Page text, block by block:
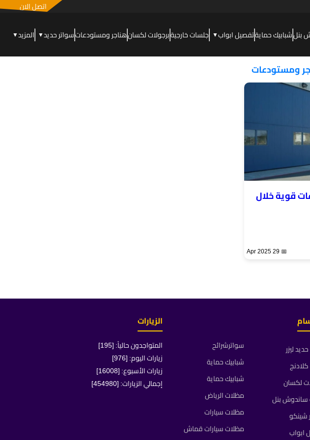
اتصل الان
بنلشبابيك حمايةتفصيل ابواب▼ جلسات خارجيةبرجولات لكسانهناجر ومستودعاتسواتر حديد▼ المزيد▼
ومستودعات
قوية خلال
📅 29 Apr 2025
ليزر
لكسان
ساندوش بنل
شينكو
ابواب
سواترشرائح
شبابيك حماية
شبابيك حماية
مظلات الرياض
مظلات سيارات
مظلات سيارات قماش
الزيارات
المتواجدون حالياً: [195]
زيارات اليوم: [976]
زيارات الأسبوع: [16008]
إجمالي الزيارات: [454980]